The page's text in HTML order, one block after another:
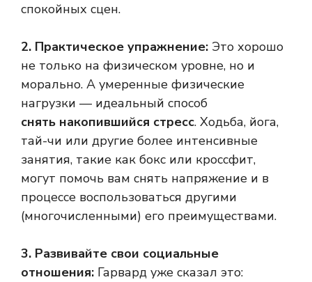
спокойных сцен.
2. Практическое упражнение: Это хорошо
не только на физическом уровне, но и
морально. А умеренные физические
нагрузки — идеальный способ
снять накопившийся стресс. Ходьба, йога,
тай-чи или другие более интенсивные
занятия, такие как бокс или кроссфит,
могут помочь вам снять напряжение и в
процессе воспользоваться другими
(многочисленными) его преимуществами.
3. Развивайте свои социальные
отношения: Гарвард уже сказал это: